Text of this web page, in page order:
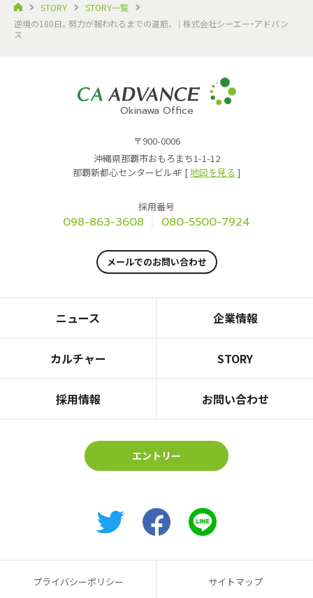
STORY
STORY一覧
逆境の180日。努力が報われるまでの道筋。｜株式会社シーエー・アドバン
ス
Okinawa Office
〒900-0006
沖縄県那覇市おもろまち1-1-12
那覇新都心センタービル4F [地図を見る ]
採用番号
098-863-3608 080-5500-7924
メールでのお問い合わせ
ニュース 企業情報
カルチャー STORY
採用情報 お問い合わせ
エントリー
プライバシーポリシー サイトマップ